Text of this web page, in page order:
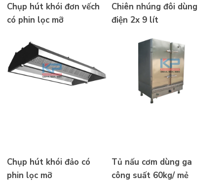
Chụp hút khói đơn vếch
có phin lọc mỡ
Chiên nhúng đôi dùng
điện 2x 9 lít
Chụp hút khói đảo có
phin lọc mỡ
Tủ nấu cơm dùng ga
công suất 60kg/ mẻ